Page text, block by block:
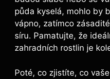
půda kyselá, mohlo by
vápno, zatímco
síru. Pamatujte, že
zahradních rostlin je
Poté, co zjistíte, co